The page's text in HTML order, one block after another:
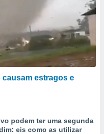
estragos e
podem ter uma segunda
eis como as utilizar